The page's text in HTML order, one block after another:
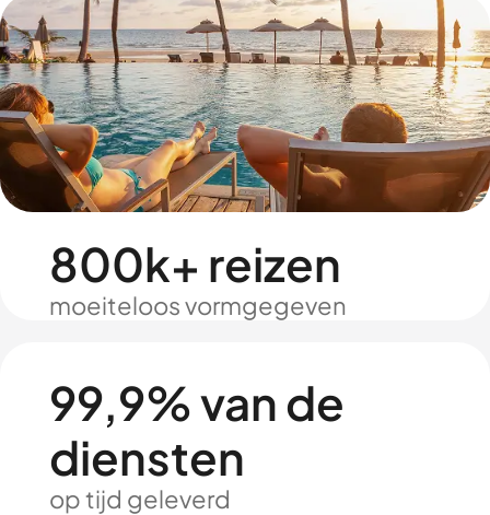
800k+ reizen
moeiteloos vormgegeven
99,9% van de
diensten
op tijd geleverd